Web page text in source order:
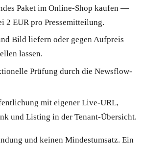
Paket im Online-Shop kaufen —
2 EUR pro Pressemitteilung.
Bild liefern oder gegen Aufpreis
lassen.
Prüfung durch die Newsflow-
mit eigener Live-URL,
und Listing in der Tenant-Übersicht.
und keinen Mindestumsatz. Ein